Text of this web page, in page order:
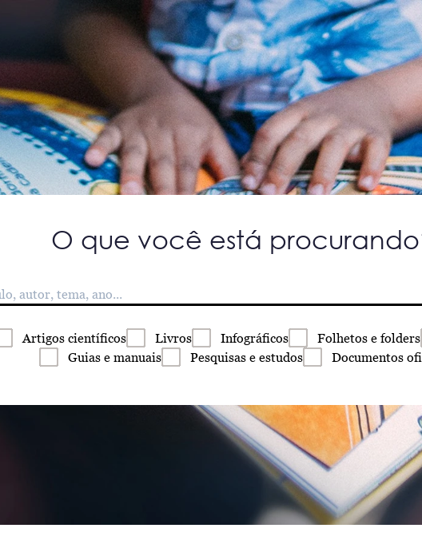
O que você está
Artigos científicos Livros Infográficos Folhetos e folders
Guias e manuais Pesquisas e estudos Documentos